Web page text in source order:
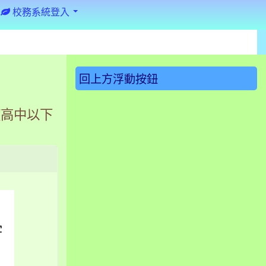
校務系統登入
中以下
::: 回上方浮動按鈕